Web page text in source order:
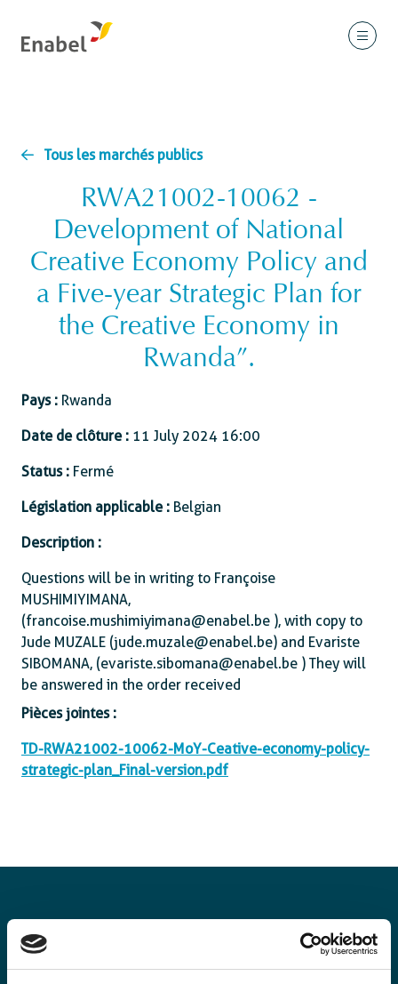
Tous les marchés publics
RWA21002-10062 -
Development of National
Creative Economy Policy and
a Five-year Strategic Plan for
the Creative Economy in
Rwanda”.
Pays : Rwanda
Date de clôture : 11 July 2024 16:00
Status : Fermé
Législation applicable : Belgian
Description :
Questions will be in writing to Françoise
MUSHIMIYIMANA,
(francoise.mushimiyimana@enabel.be ), with copy to
Jude MUZALE (jude.muzale@enabel.be) and Evariste
SIBOMANA, (evariste.sibomana@enabel.be ) They will
be answered in the order received
Pièces jointes :
TD-RWA21002-10062-MoY-Ceative-economy-policy-
strategic-plan_Final-version.pdf
Restez informé·es